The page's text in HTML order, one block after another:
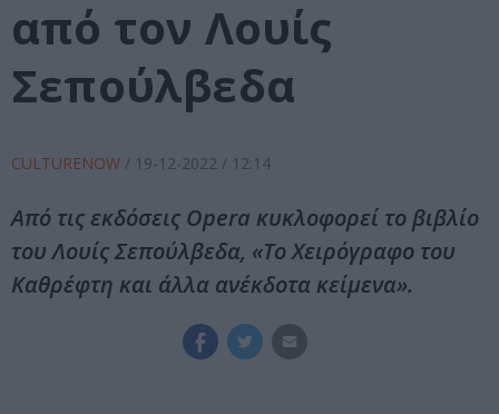
από τον Λουίς
Σεπούλβεδα
CULTURENOW / 19-12-2022 / 12:14
Από τις εκδόσεις Opera κυκλοφορεί το βιβλίο
του Λουίς Σεπούλβεδα, «Το Χειρόγραφο του
Καθρέφτη και άλλα ανέκδοτα κείμενα».